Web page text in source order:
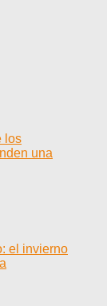
los
una
el invierno